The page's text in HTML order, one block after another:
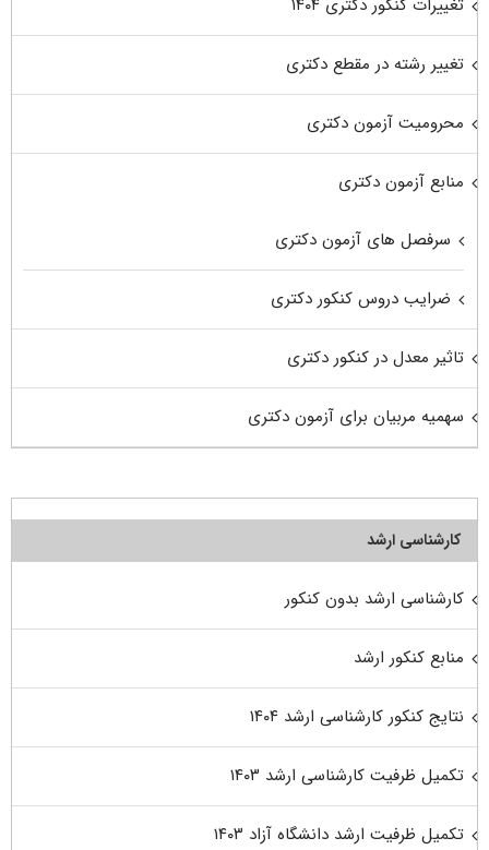
تغییرات کنکور دکتری ۱۴۰۴
تغییر رشته در مقطع دکتری
محرومیت آزمون دکتری
منابع آزمون دکتری
سرفصل های آزمون دکتری
ضرایب دروس کنکور دکتری
تاثیر معدل در کنکور دکتری
سهمیه مربیان برای آزمون دکتری
کارشناسی ارشد
کارشناسی ارشد بدون کنکور
منابع کنکور ارشد
نتایج کنکور کارشناسی ارشد ۱۴۰۴
تکمیل ظرفیت کارشناسی ارشد ۱۴۰۳
تکمیل ظرفیت ارشد دانشگاه آزاد ۱۴۰۳